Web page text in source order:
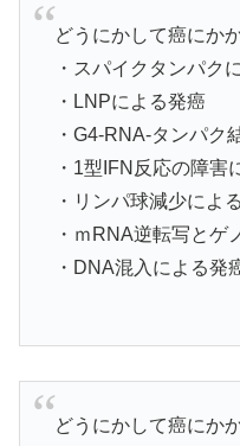
どうにかして癌にか
・スパイクタンパク
・LNPによる発癌
・G4-RNA-タンパク
・1型IFN反応の障害
・リンパ球減少によ
・ｍRNA逆転写とゲ
・DNA混入による発
どうにかして癌にか